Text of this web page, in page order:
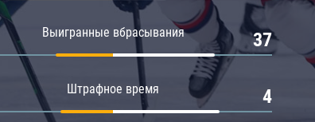
Выигранные вбрасывания 37
Штрафное время 4